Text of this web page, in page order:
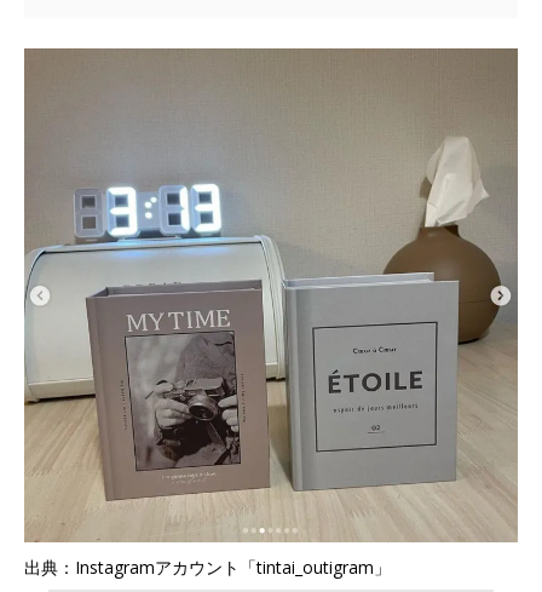
出典：Instagramアカウント「tintai_outigram」